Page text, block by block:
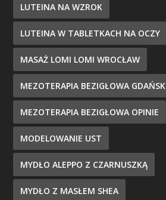
LUTEINA NA WZROK
LUTEINA W TABLETKACH NA OCZY
MASAŻ LOMI LOMI WROCŁAW
MEZOTERAPIA BEZIGŁOWA GDAŃSK
MEZOTERAPIA BEZIGŁOWA OPINIE
MODELOWANIE UST
MYDŁO ALEPPO Z CZARNUSZKĄ
MYDŁO Z MASŁEM SHEA